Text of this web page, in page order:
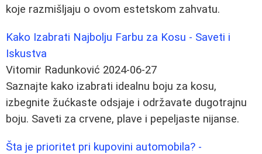
koje razmišljaju o ovom estetskom zahvatu.
Kako Izabrati Najbolju Farbu za Kosu - Saveti i
Iskustva
Vitomir Radunković 2024-06-27
Saznajte kako izabrati idealnu boju za kosu,
izbegnite žućkaste odsjaje i održavate dugotrajnu
boju. Saveti za crvene, plave i pepeljaste nijanse.
Šta je prioritet pri kupovini automobila? -